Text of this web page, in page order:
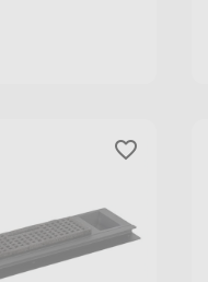
AU PANIER
favorite_border